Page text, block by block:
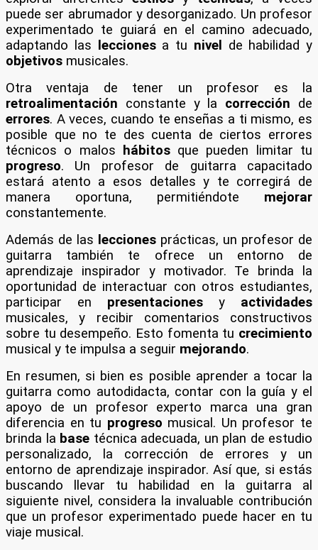
puede ser abrumador y desorganizado. Un profesor
experimentado te guiará en el camino adecuado,
adaptando las
leccionesa tu nivel
de habilidad y
objetivos musicales.
Otra ventaja de tener un profesor es la
retroalimentación constante y la corrección de
errores. A veces, cuando te enseñas a ti mismo, es
posible que no te des cuenta de ciertos errores
técnicos o malos
hábitosque pueden limitar tu
progreso. Un profesor de guitarra capacitado
estará atento a esos detalles y te corregirá de
manera oportuna, permitiéndote mejorar
constantemente.
Además de las lecciones prácticas, un profesor de
guitarra también te ofrece un entorno de
aprendizaje inspirador y motivador. Te brinda la
oportunidad de interactuar con otros estudiantes,
participar en presentaciones y actividades
musicales, y recibir comentarios constructivos
sobre tu desempeño. Esto fomenta tu crecimiento
musical y te impulsa a seguir mejorando.
En resumen, si bien es posible aprender a tocar la
guitarra como autodidacta, contar con la guía y el
apoyo de un profesor experto marca una gran
diferencia en tu progreso musical. Un profesor te
brinda la base técnica adecuada, un plan de estudio
personalizado, la corrección de errores y un
entorno de aprendizaje inspirador. Así que, si estás
buscando llevar tu habilidad en la guitarra al
siguiente nivel, considera la invaluable contribución
que un profesor experimentado puede hacer en tu
viaje musical.